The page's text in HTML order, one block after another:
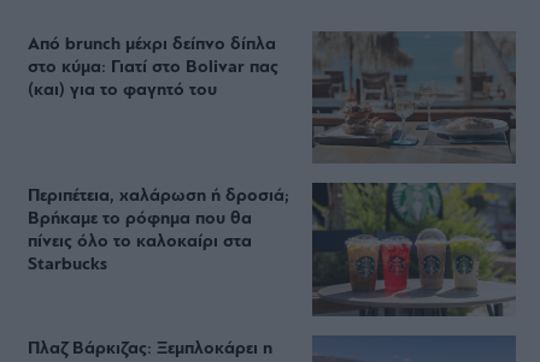
Από brunch μέχρι δείπνο δίπλα
στο κύμα: Γιατί στο Bolivar πας
(και) για το φαγητό του
Περιπέτεια, χαλάρωση ή δροσιά;
Βρήκαμε το ρόφημα που θα
πίνεις όλο το καλοκαίρι στα
Starbucks
Πλαζ Βάρκιζας: Ξεμπλοκάρει η